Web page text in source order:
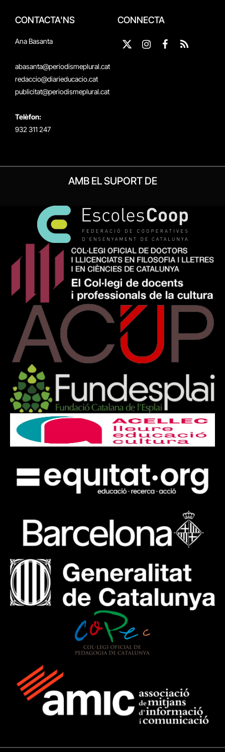
CONTACTA'NS
Ana Basanta
abasanta@periodismeplural.cat
redaccio@diarieducacio.cat
publicitat@periodismeplural.cat
Telèfon:
932 311 247
CONNECTA
X
Instagram
Facebook
RSS
AMB EL SUPORT DE